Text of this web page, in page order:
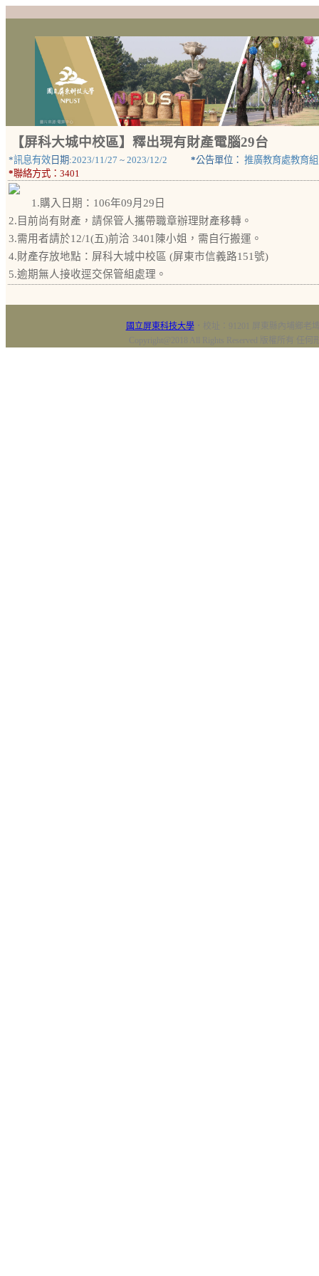
【屏科大城中校區】釋出現有財產電腦29台
*訊息有效 日期:2023/11/27 ~ 2023/12/2 *公告單位： 推廣教育處教育組
*聯絡方式： 3401
1.購入日期：106年09月29日
2.目前尚有財產，請保管人攜帶職章辦理財產移轉。
3.需用者請於12/1(五)前洽 3401陳小姐，需自行搬運。
4.財產存放地點：屏科大城中校區 (屏東市信義路151號)
5.逾期無人接收逕交保管組處理。
國立屏東科技大學‧校址：91201 屏東縣內埔鄉老